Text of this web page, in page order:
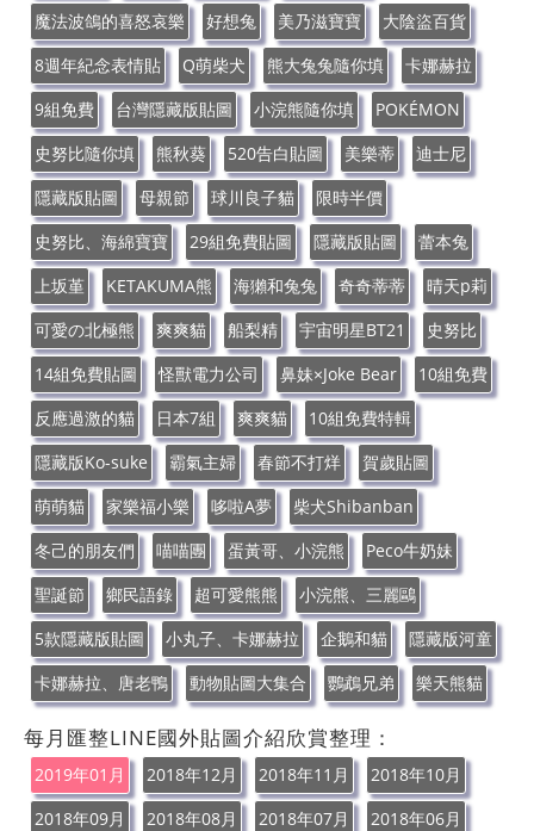
魔法波鴿的喜怒哀樂
好想兔 美乃滋寶寶
大陰盜百貨
8週年紀念表情貼
Q萌柴犬 熊大兔兔隨你填
卡娜赫拉
9組免費
台灣隱藏版貼圖 小浣熊隨你填
POKÉMON
史努比隨你填
熊秋葵 520告白貼圖 美樂蒂
迪士尼
隱藏版貼圖
母親節 球川良子貓
限時半價
史努比、海綿寶寶
29組免費貼圖 隱藏版貼圖
蕾本兔
上坂堇
KETAKUMA熊 海獺和兔兔 奇奇蒂蒂
晴天p莉
可愛の北極熊
爽爽貓 船梨精 宇宙明星BT21
史努比
14組免費貼圖
怪獸電力公司 鼻妹×Joke Bear
10組免費
反應過激的貓
日本7組 爽爽貓
10組免費特輯
隱藏版Ko-suke
霸氣主婦 春節不打烊
賀歲貼圖
萌萌貓
家樂福小樂 哆啦A夢
柴犬Shibanban
冬己的朋友們
喵喵團 蛋黃哥、小浣熊
Peco牛奶妹
聖誕節
鄉民語錄 超可愛熊熊
小浣熊、三麗鷗
5款隱藏版貼圖
小丸子、卡娜赫拉 企鵝和貓
隱藏版河童
卡娜赫拉、唐老鴨
動物貼圖大集合 鸚鵡兄弟 樂天熊貓
每月匯整LINE國外貼圖介紹欣賞整理：
2019年01月 2018年12月 2018年11月
2018年10月
2018年09月
2018年08月 2018年07月
2018年06月